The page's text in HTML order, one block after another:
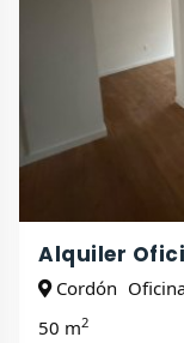
Alquiler
Cordón
50 m2